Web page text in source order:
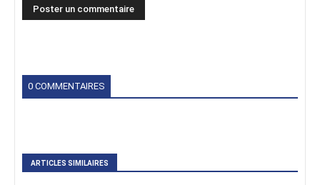
0 COMMENTAIRES
ARTICLES SIMILAIRES